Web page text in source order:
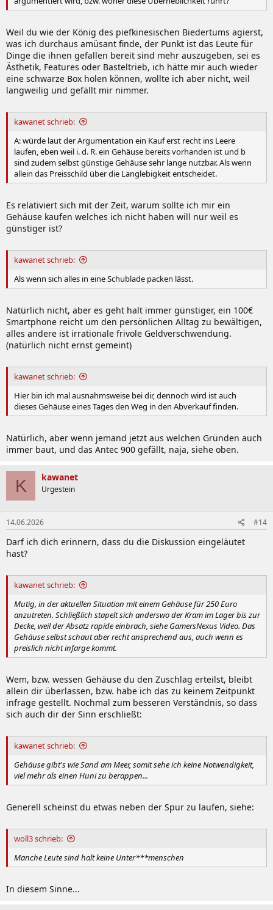
Weil du wie der König des piefkinesischen Biedertums agierst,
was ich durchaus amüsant finde, der Punkt ist das Leute für
Dinge die ihnen gefallen bereit sind mehr auszugeben, sei es
Ästhetik, Features oder Basteltrieb, ich hätte mir auch wieder
eine schwarze Box holen können, wollte ich aber nicht, weil
langweilig und gefällt mir nimmer.
kawanet schrieb:
A: würde laut der Argumentation ein Kauf erst recht ins Leere
laufen, eben weil i. d. R. ein Gehäuse bereits vorhanden ist und b
sind zudem selbst günstige Gehäuse sehr lange nutzbar. Als wenn
allein das Preisschild über die Langlebigkeit entscheidet.
Es relativiert sich mit der Zeit, warum sollte ich mir ein
Gehäuse kaufen welches ich nicht haben will nur weil es
günstiger ist?
kawanet schrieb:
Als wenn sich alles in eine Schublade packen lässt.
Natürlich nicht, aber es geht halt immer günstiger, ein 100€
Smartphone reicht um den persönlichen Alltag zu bewältigen,
alles andere ist irrationale frivole Geldverschwendung.
(natürlich nicht ernst gemeint)
kawanet schrieb:
Hier bin ich mal ausnahmsweise bei dir, dennoch wird ist auch
dieses Gehäuse eines Tages den Weg in den Abverkauf finden.
Natürlich, aber wenn jemand jetzt aus welchen Gründen auch
immer baut, und das Antec 900 gefällt, naja, siehe oben.
K kawanet
Urgestein
14.06.2026 #14
Darf ich dich erinnern, dass du die Diskussion eingeläutet
hast?
kawanet schrieb:
Mutig, in der aktuellen Situation mit einem Gehäuse für 250 Euro
anzutreten. Schließlich stapelt sich anderswo der Kram im Lager bis zur
Decke, weil der Absatz rapide einbrach, siehe GamersNexus Video. Das
Gehäuse selbst schaut aber recht ansprechend aus, auch wenn es
preislich nicht infarge kommt.
Wem, bzw. wessen Gehäuse du den Zuschlag erteilst, bleibt
allein dir überlassen, bzw. habe ich das zu keinem Zeitpunkt
infrage gestellt. Nochmal zum besseren Verständnis, so dass
sich auch dir der Sinn erschließt:
kawanet schrieb:
Gehäuse gibt's wie Sand am Meer, somit sehe ich keine Notwendigkeit,
viel mehr als einen Huni zu berappen...
Generell scheinst du etwas neben der Spur zu laufen, siehe:
woll3 schrieb:
Manche Leute sind halt keine Unter***menschen
In diesem Sinne...